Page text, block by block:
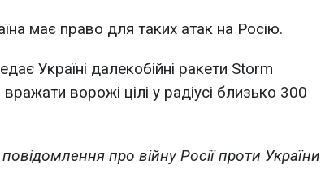
має право для таких атак на Росію.
Україні далекобійні ракети Storm
ворожі цілі у радіусі близько 300
про війну Росії проти України